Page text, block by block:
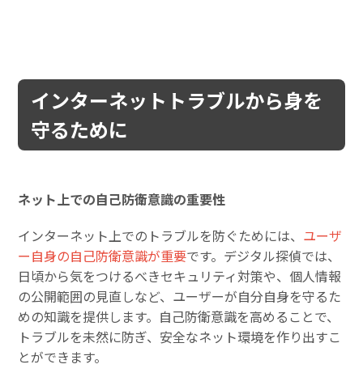
インターネットトラブルから身を
守るために
ネット上での自己防衛意識の重要性
インターネット上でのトラブルを防ぐためには、 ユーザ
ー自身の自己防衛意識が重要です。デジタル探偵では、
日頃から気をつけるべきセキュリティ対策や、個人情報
の公開範囲の見直しなど、ユーザーが自分自身を守るた
めの知識を提供します。自己防衛意識を高めることで、
トラブルを未然に防ぎ、安全なネット環境を作り出すこ
とができます。